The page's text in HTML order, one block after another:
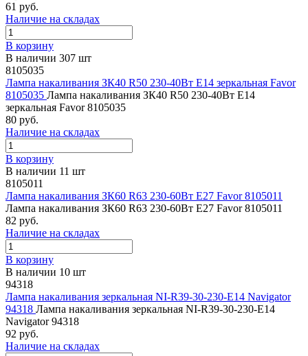
61 руб.
Наличие на складах
В корзину
В наличии 307 шт
8105035
Лампа накаливания ЗК40 R50 230-40Вт E14 зеркальная Favor
8105035 Лампа накаливания ЗК40 R50 230-40Вт E14
зеркальная Favor 8105035
80 руб.
Наличие на складах
В корзину
В наличии 11 шт
8105011
Лампа накаливания ЗК60 R63 230-60Вт E27 Favor 8105011
Лампа накаливания ЗК60 R63 230-60Вт E27 Favor 8105011
82 руб.
Наличие на складах
В корзину
В наличии 10 шт
94318
Лампа накаливания зеркальная NI-R39-30-230-E14 Navigator
94318 Лампа накаливания зеркальная NI-R39-30-230-E14
Navigator 94318
92 руб.
Наличие на складах